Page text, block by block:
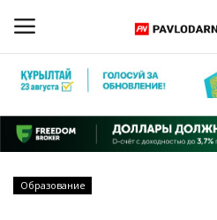
Главная
Образование